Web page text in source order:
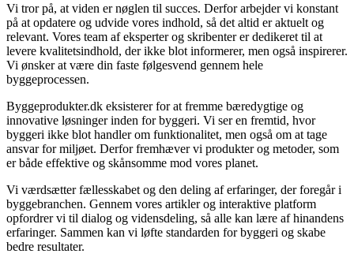
Vi tror på, at viden er nøglen til succes. Derfor arbejder vi konstant
på at opdatere og udvide vores indhold, så det altid er aktuelt og
relevant. Vores team af eksperter og skribenter er dedikeret til at
levere kvalitetsindhold, der ikke blot informerer, men også inspirerer.
Vi ønsker at være din faste følgesvend gennem hele
byggeprocessen.
Byggeprodukter.dk eksisterer for at fremme bæredygtige og
innovative løsninger inden for byggeri. Vi ser en fremtid, hvor
byggeri ikke blot handler om funktionalitet, men også om at tage
ansvar for miljøet. Derfor fremhæver vi produkter og metoder, som
er både effektive og skånsomme mod vores planet.
Vi værdsætter fællesskabet og den deling af erfaringer, der foregår i
byggebranchen. Gennem vores artikler og interaktive platform
opfordrer vi til dialog og vidensdeling, så alle kan lære af hinandens
erfaringer. Sammen kan vi løfte standarden for byggeri og skabe
bedre resultater.